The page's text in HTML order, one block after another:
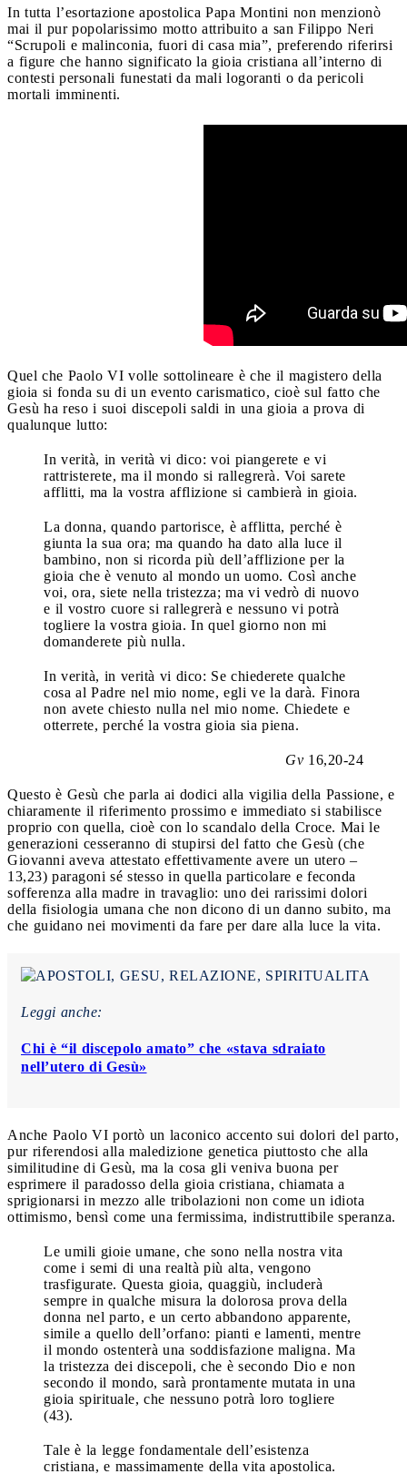
In tutta l’esortazione apostolica Papa Montini non menzionò
mai il pur popolarissimo motto attribuito a san Filippo Neri
“Scrupoli e malinconia, fuori di casa mia”, preferendo riferirsi
a figure che hanno significato la gioia cristiana all’interno di
contesti personali funestati da mali logoranti o da pericoli
mortali imminenti.
Quel che Paolo VI volle sottolineare è che il magistero della
gioia si fonda su di un evento carismatico, cioè sul fatto che
Gesù ha reso i suoi discepoli saldi in una gioia a prova di
qualunque lutto:
In verità, in verità vi dico: voi piangerete e vi
rattristerete, ma il mondo si rallegrerà. Voi sarete
afflitti, ma la vostra afflizione si cambierà in gioia.
La donna, quando partorisce, è afflitta, perché è
giunta la sua ora; ma quando ha dato alla luce il
bambino, non si ricorda più dell’afflizione per la
gioia che è venuto al mondo un uomo. Così anche
voi, ora, siete nella tristezza; ma vi vedrò di nuovo
e il vostro cuore si rallegrerà e nessuno vi potrà
togliere la vostra gioia. In quel giorno non mi
domanderete più nulla.
In verità, in verità vi dico: Se chiederete qualche
cosa al Padre nel mio nome, egli ve la darà. Finora
non avete chiesto nulla nel mio nome. Chiedete e
otterrete, perché la vostra gioia sia piena.
Gv 16,20-24
Questo è Gesù che parla ai dodici alla vigilia della Passione, e
chiaramente il riferimento prossimo e immediato si stabilisce
proprio con quella, cioè con lo scandalo della Croce. Mai le
generazioni cesseranno di stupirsi del fatto che Gesù (che
Giovanni aveva attestato effettivamente avere un utero –
13,23) paragoni sé stesso in quella particolare e feconda
sofferenza alla madre in travaglio: uno dei rarissimi dolori
della fisiologia umana che non dicono di un danno subito, ma
che guidano nei movimenti da fare per dare alla luce la vita.
Leggi anche:
Chi è “il discepolo amato” che «stava sdraiato
nell’utero di Gesù»
Anche Paolo VI portò un laconico accento sui dolori del parto,
pur riferendosi alla maledizione genetica piuttosto che alla
similitudine di Gesù, ma la cosa gli veniva buona per
esprimere il paradosso della gioia cristiana, chiamata a
sprigionarsi in mezzo alle tribolazioni non come un idiota
ottimismo, bensì come una fermissima, indistruttibile speranza.
Le umili gioie umane, che sono nella nostra vita
come i semi di una realtà più alta, vengono
trasfigurate. Questa gioia, quaggiù, includerà
sempre in qualche misura la dolorosa prova della
donna nel parto, e un certo abbandono apparente,
simile a quello dell’orfano: pianti e lamenti, mentre
il mondo ostenterà una soddisfazione maligna. Ma
la tristezza dei discepoli, che è secondo Dio e non
secondo il mondo, sarà prontamente mutata in una
gioia spirituale, che nessuno potrà loro togliere
(43).
Tale è la legge fondamentale dell’esistenza
cristiana, e massimamente della vita apostolica.